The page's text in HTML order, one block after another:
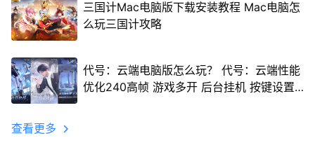
三国计Mac电脑版下载安装教程 Mac电脑怎
么玩三国计攻略
代号：云端电脑版怎么玩？ 代号：云端性能
优化240高帧 游戏多开 后台挂机 按键设置
查看更多